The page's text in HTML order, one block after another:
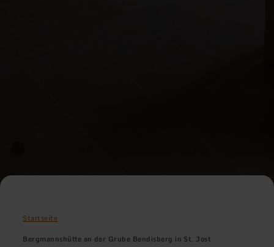
Startseite
Bergmannshütte an der Grube Bendisberg in St. Jost